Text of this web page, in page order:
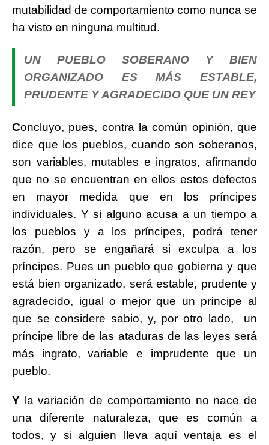
mutabilidad de comportamiento como nunca se
ha visto en ninguna multitud.
UN PUEBLO SOBERANO Y BIEN
ORGANIZADO ES MÁS ESTABLE,
PRUDENTE Y AGRADECIDO QUE UN REY
Concluyo, pues, contra la común opinión, que
dice que los pueblos, cuando son soberanos,
son variables, mutables e ingratos, afirmando
que no se encuentran en ellos estos defectos
en mayor medida que en los príncipes
individuales. Y si alguno acusa a un tiempo a
los pueblos y a los príncipes, podrá tener
razón, pero se engañará si exculpa a los
príncipes. Pues un pueblo que gobierna y que
está bien organizado, será estable, prudente y
agradecido, igual o mejor que un príncipe al
que se considere sabio, y, por otro lado, un
príncipe libre de las ataduras de las leyes será
más ingrato, variable e imprudente que un
pueblo.
Y la variación de comportamiento no nace de
una diferente naturaleza, que es común a
todos, y si alguien lleva aquí ventaja es el